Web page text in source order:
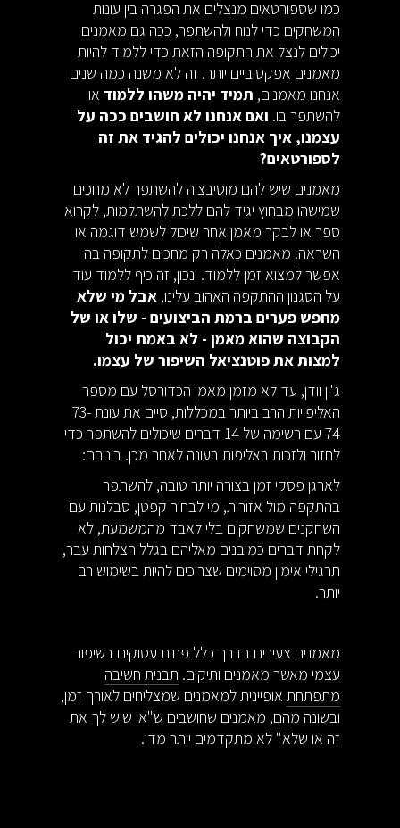
כמו שספורטאים מנצלים את הפגרה בין עונות
המשחקים כדי לנוח ולהשתפר, ככה גם מאמנים
יכולים לנצל את התקופה הזאת כדי ללמוד להיות
מאמנים אפקטיביים יותר. זה לא משנה כמה שנים
אנחנו מאמנים, תמיד יהיה משהו ללמוד או
להשתפר בו. ואם אנחנו לא חושבים ככה על
עצמנו, איך אנחנו יכולים להגיד את זה
לספורטאים?
מאמנים שיש להם מוטיבציה להשתפר לא מחכים
שמישהו מבחוץ יגיד להם ללכת להשתלמות, לקרוא
ספר או לבקר מאמן אחר שיכול לשמש דוגמה או
השראה. מאמנים כאלה רק מחכים לתקופה בה
אפשר למצוא זמן ללמוד. ונכון, זה כיף ללמוד עוד
על הסגנון ההתקפה האהוב עלינו,אבל מי שלא
מחפש פערים ברמת הביצועים - שלו או של
הקבוצה שהוא מאמן - לא באמת יכול
למצות את פוטנציאל השיפור של עצמו.
ג'ון וודן, עד לא מזמן מאמן הכדורסל עם מספר
האליפויות הרב ביותר במכללות, סיים את עונת 73-
74 עם רשימה של 14 דברים שיכולים להשתפר כדי
לחזור ולזכות באליפות בעונה לאחר מכן. ביניהם:
לארגן פסקי זמן בצורה יותר טובה, להשתפר
בהתקפה מול אזורית, מי לבחור קפטן, סבלנות עם
השחקנים שמשחקים בלי לאבד מהמשמעת, לא
לקחת דברים כמובנים מאליהם בגלל הצלחות עבר,
תרגילי אימון מסוימים שצריכים להיות בשימוש רב
יותר.
מאמנים צעירים בדרך כלל פחות עסוקים בשיפור
עצמי מאשר מאמנים ותיקים. תבנית חשיבה
מתפתחת אופיינית למאמנים שמצליחים לאורך זמן,
ובשונה מהם, מאמנים שחושבים ש"או שיש לך את
זה או שלא" לא מתקדמים יותר מדי.